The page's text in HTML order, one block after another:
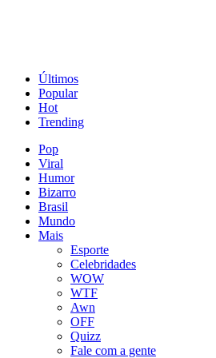
Últimos
Popular
Hot
Trending
Pop
Viral
Humor
Bizarro
Brasil
Mundo
Mais
Esporte
Celebridades
WOW
WTF
Awn
OFF
Quizz
Fale com a gente